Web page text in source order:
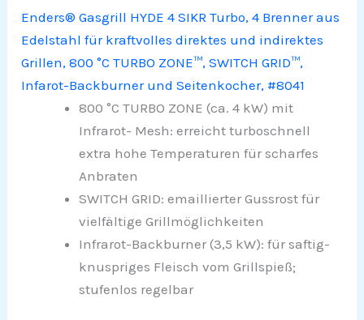
Enders® Gasgrill HYDE 4 SIKR Turbo, 4 Brenner aus
Edelstahl für kraftvolles direktes und indirektes
Grillen, 800 °C TURBO ZONE™, SWITCH GRID™,
Infarot-Backburner und Seitenkocher, #8041
800 °C TURBO ZONE (ca. 4 kW) mit
Infrarot- Mesh: erreicht turboschnell
extra hohe Temperaturen für scharfes
Anbraten
SWITCH GRID: emaillierter Gussrost für
vielfältige Grillmöglichkeiten​
Infrarot-Backburner (3,5 kW): für saftig-
knuspriges Fleisch vom Grillspieß;
stufenlos regelbar